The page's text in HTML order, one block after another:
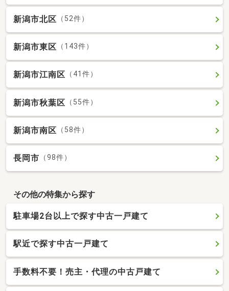
新潟市北区 （52件）
新潟市東区 （143件）
新潟市江南区 （41件）
新潟市秋葉区 （55件）
新潟市南区 （58件）
長岡市 （98件）
その他の特集から探す
駐車場2台以上で探す中古一戸建て
駅近で探す中古一戸建て
手数料不要！売主・代理の中古戸建て